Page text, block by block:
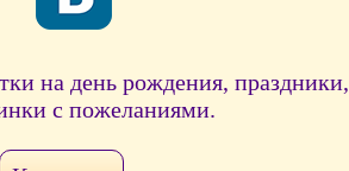
на день рождения, праздники,
с пожеланиями.